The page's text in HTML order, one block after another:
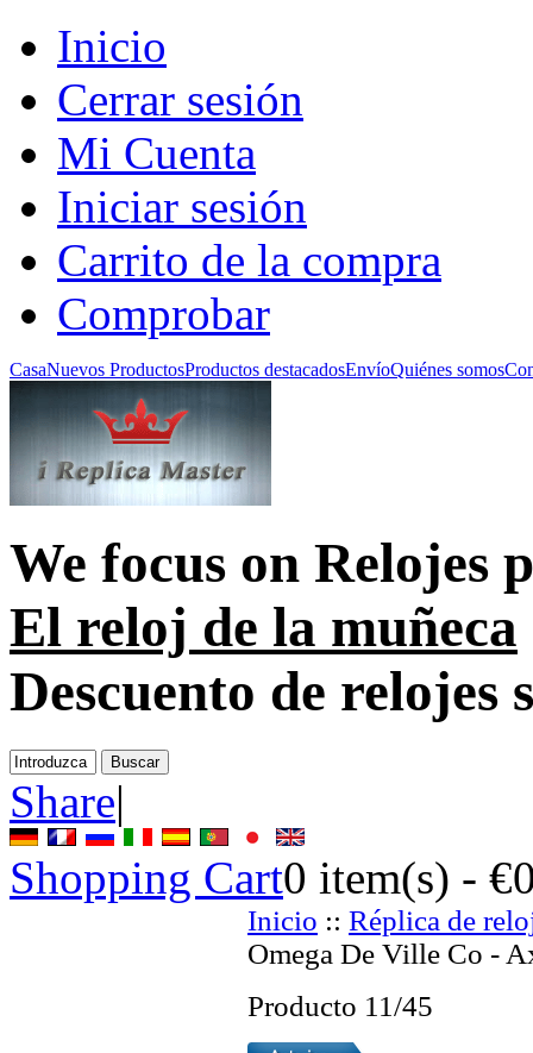
Inicio
Cerrar sesión
Mi Cuenta
Iniciar sesión
Carrito de la compra
Comprobar
CasaNuevos ProductosProductos destacadosEnvíoQuiénes somos
We focus on Relojes
El reloj de la muñeca
Descuento de relojes
Share|
Shopping Cart0 item(s) -
Inicio :: Réplica de
Omega De Ville Co -
Producto 11/45